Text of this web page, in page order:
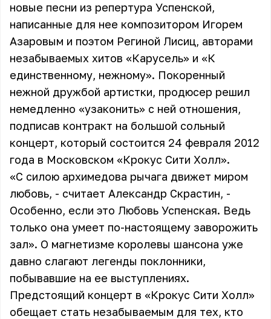
новые песни из репертура Успенской,
написанные для нее композитором Игорем
Азаровым и поэтом Региной Лисиц, авторами
незабываемых хитов «Карусель» и «К
единственному, нежному». Покоренный
нежной дружбой артистки, продюсер решил
немедленно «узаконить» с ней отношения,
подписав контракт на большой сольный
концерт, который состоится 24 февраля 2012
года в Московском «Крокус Сити Холл».
«С силою архимедова рычага движет миром
любовь, - считает Александр Скрастин, -
Особенно, если это Любовь Успенская. Ведь
только она умеет по-настоящему заворожить
зал». О магнетизме королевы шансона уже
давно слагают легенды поклонники,
побывавшие на ее выступлениях.
Предстоящий концерт в «Крокус Сити Холл»
обещает стать незабываемым для тех, кто